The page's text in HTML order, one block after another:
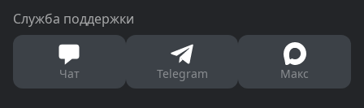
Служба поддержки
Чат Telegram Макс